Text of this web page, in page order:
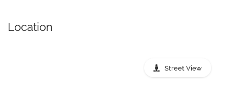
Location
Street View